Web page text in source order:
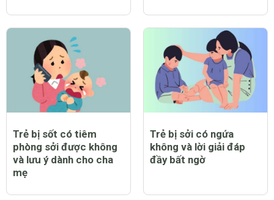
Trẻ bị sốt có tiêm
phòng sởi được không
và lưu ý dành cho cha
mẹ
Trẻ bị sởi có ngứa
không và lời giải đáp
đầy bất ngờ